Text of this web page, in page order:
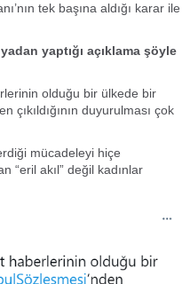
tek başına aldığı karar ile
yaptığı açıklama şöyle
olduğu bir ülkede bir
çıkıldığının duyurulması çok
mücadeleyi hiçe
“eril akıl” değil kadınlar